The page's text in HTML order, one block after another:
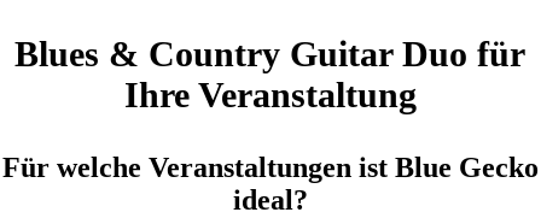
Blues & Country Guitar Duo für
Ihre Veranstaltung
Für welche Veranstaltungen ist Blue Gecko
ideal?